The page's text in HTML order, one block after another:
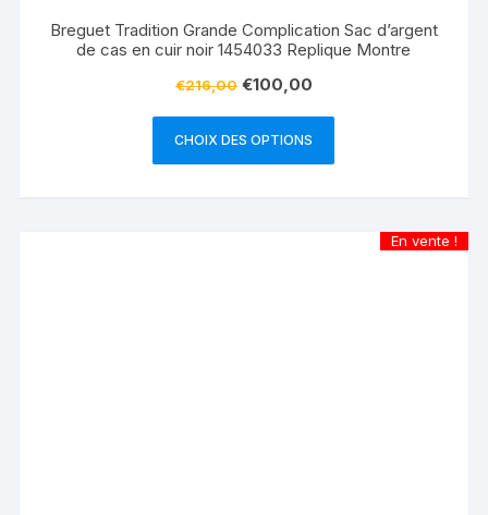
Breguet Tradition Grande Complication Sac d’argent
de cas en cuir noir 1454033 Replique Montre
€216,00 €100,00
CHOIX DES OPTIONS
En vente !